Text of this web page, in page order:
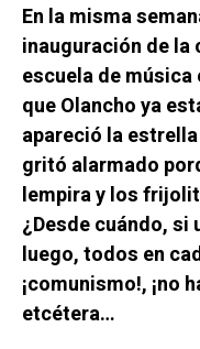
En la misma
inauguración de la
escuela de
que Olancho ya
apareció la
gritó alarmado
lempira y los
¿Desde cuándo, si
luego, todos en
¡comunismo!, ¡no
etcétera…